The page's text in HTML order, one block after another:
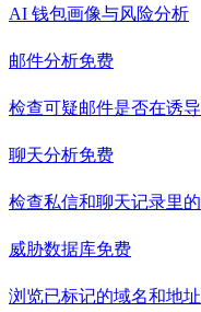
AI 钱包画像与风险分析
邮件分析免费
检查可疑邮件是否在诱
聊天分析免费
检查私信和聊天记录里
威胁数据库免费
浏览已标记的域名和地址